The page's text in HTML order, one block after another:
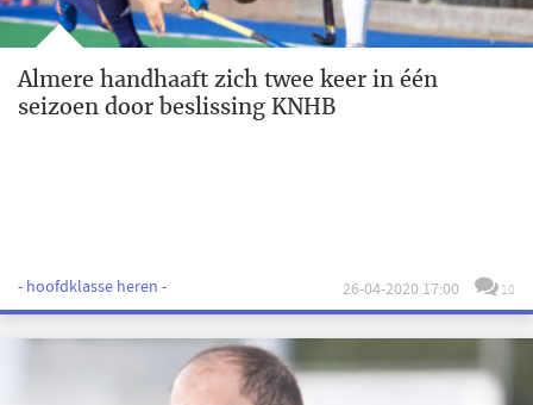
Almere handhaaft zich twee keer in één
seizoen door beslissing KNHB
- hoofdklasse heren - 26-04-2020 17:00 10